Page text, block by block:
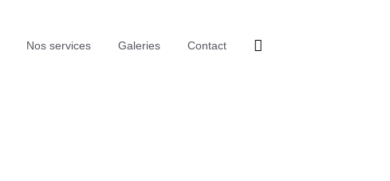
Nos services Galeries Contact